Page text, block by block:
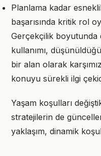
Planlama kadar
başarısında kritik rol
Gerçekçilik boyutunda
kullanımı,
bir alan olarak
konuyu sürekli ilgi
Yaşam koşulları
stratejilerin de
yaklaşım, dinamik